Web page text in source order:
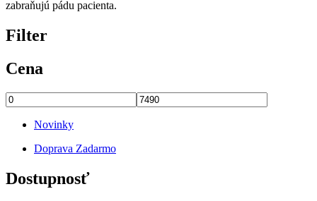
zabraňujú pádu pacienta.
Filter
Cena
Novinky
Doprava Zadarmo
Dostupnosť